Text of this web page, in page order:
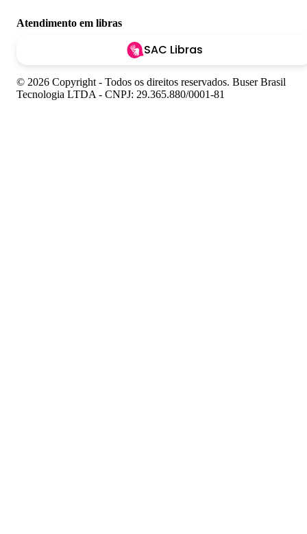
Atendimento em libras
SAC Libras
© 2026 Copyright - Todos os direitos reservados. Buser Brasil
Tecnologia LTDA - CNPJ: 29.365.880/0001-81